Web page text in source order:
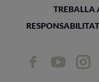
TREBALLA